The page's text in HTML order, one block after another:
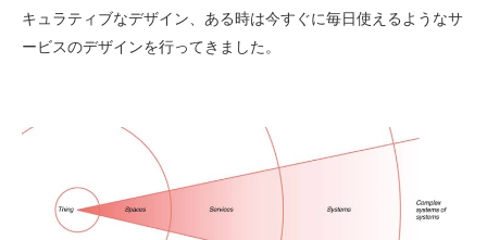
キュラティブなデザイン、ある時は今すぐに毎日使えるようなサ
ービスのデザインを行ってきました。